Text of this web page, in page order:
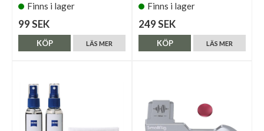
Finns i lager
99 SEK
LÄS MER
KÖP
Finns i lager
249 SEK
LÄS MER
KÖP